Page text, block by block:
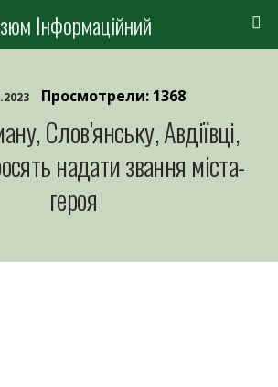
Інформаційний
Просмотрели: 1368
Слов’янську, Авдіївці,
надати звання міста-
героя